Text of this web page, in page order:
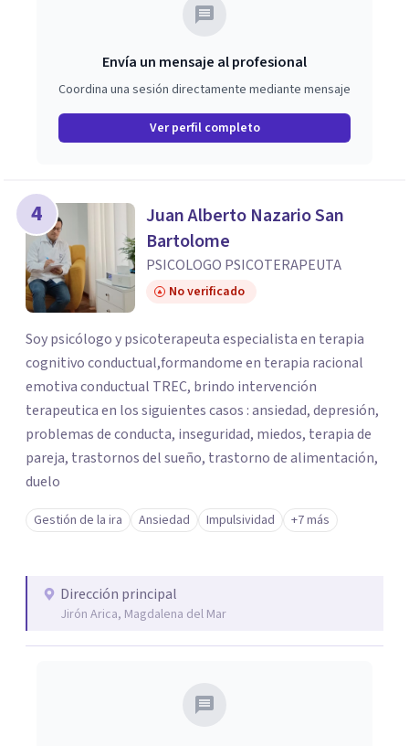
personal para una mejor calidad de vida y bienestar
Envía un mensaje al profesional
Coordina una sesión directamente mediante mensaje
Ver perfil completo
4
Juan Alberto Nazario San
Bartolome
PSICOLOGO PSICOTERAPEUTA
No verificado
Soy psicólogo y psicoterapeuta especialista en terapia
cognitivo conductual,formandome en terapia racional
emotiva conductual TREC, brindo intervención
terapeutica en los siguientes casos : ansiedad, depresión,
problemas de conducta, inseguridad, miedos, terapia de
pareja, trastornos del sueño, trastorno de alimentación,
duelo
Gestión de la ira Ansiedad Impulsividad +7 más
Dirección principal
Jirón Arica, Magdalena del Mar